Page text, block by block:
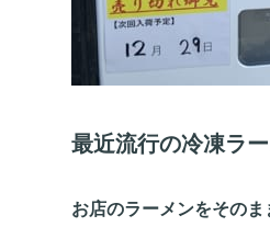
最近流行の冷凍ラ
お店のラーメンをその